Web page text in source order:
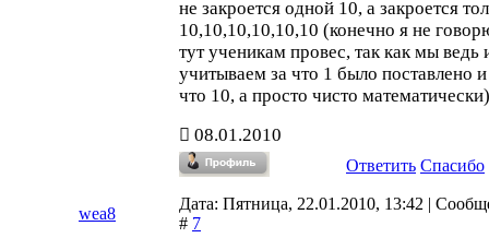
не закроется одной 10, а закроется
10,10,10,10,10,10 (конечно я не
тут ученикам провес, так как мы ведь
учитываем за что 1 было поставлено и
что 10, а просто чисто математически)
08.01.2010
Ответить Спасибо
wea8
Дата: Пятница, 22.01.2010, 13:42 |
# 7